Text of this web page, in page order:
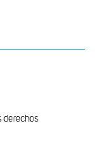
derechos